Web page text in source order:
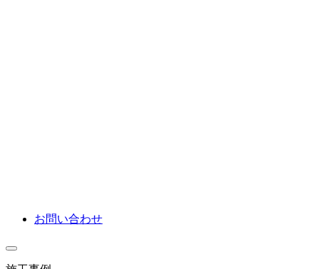
お問い合わせ